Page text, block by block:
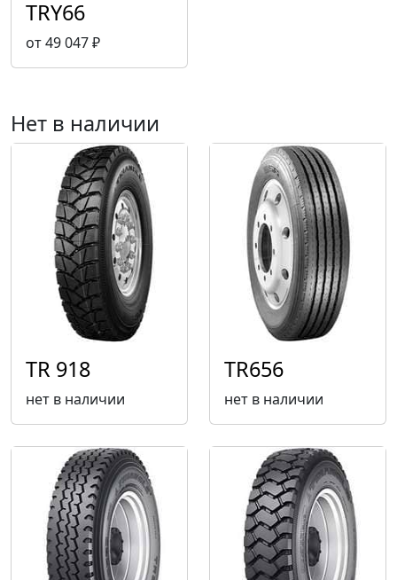
TRY66
от 49 047 ₽
Нет в наличии
TR 918
нет в наличии
TR656
нет в наличии